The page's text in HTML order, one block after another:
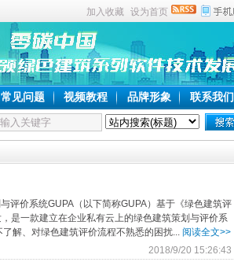
加入收藏 设为首页
常见问题 视频教程 品牌形象 联系我们
评价系统GUPA（以下简称GUPA）基于《绿色建筑评
是一款建立在企业私有云上的绿色建筑策划与评价系
解、对绿色建筑评价流程不熟悉的困扰... 阅读全文>>
2018/9/20 15:26:43